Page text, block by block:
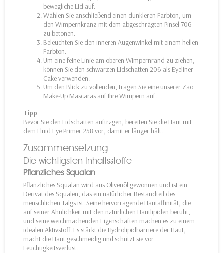
bewegliche Lid auf.
Wählen Sie anschließend einen dunkleren Farbton, um
den Wimpernkranz mit dem abgeschrägten Pinsel 706
zu betonen.
Beleuchten Sie den inneren Augenwinkel mit einem hellen
Farbton.
Um eine feine Linie am oberen Wimpernrand zu ziehen,
können Sie den schwarzen Lidschatten 206 als Eyeliner
Cake verwenden.
Um den Blick zu vollenden, tragen Sie eine unserer Zao
Make-Up Mascaras auf Ihre Wimpern auf.
Tipp
Bevor Sie den Lidschatten auftragen, bereiten Sie die Haut mit
dem Fluid Eye Primer 258 vor, damit er länger hält.
Zusammensetzung
Die wichtigsten Inhaltsstoffe
Pflanzliches Squalan
Pflanzliches Squalan wird aus Olivenöl gewonnen und ist ein
Derivat des Squalen, das ein natürlicher Bestandteil des
menschlichen Talgs ist. Seine hervorragende Hautaffinität, die
auf seiner Ähnlichkeit mit den natürlichen Hautlipiden beruht,
und seine weichmachenden Eigenschaften machen es zu einem
idealen Aktivstoff. Es stärkt die Hydrolipidbarriere der Haut,
macht die Haut geschmeidig und schützt sie vor
Feuchtigkeitsverlust.